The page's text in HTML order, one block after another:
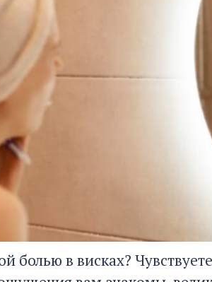
болью в висках?